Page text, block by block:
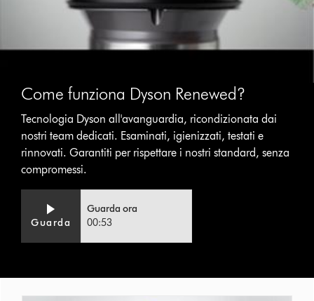
Come funziona Dyson Renewed?
Tecnologia Dyson all'avanguardia, ricondizionata dai
nostri team dedicati. Esaminati, igienizzati, testati e
rinnovati. Garantiti per rispettare i nostri standard, senza
compromessi.
Transcript
trascrizione
video
Guarda
Guarda ora
00:53